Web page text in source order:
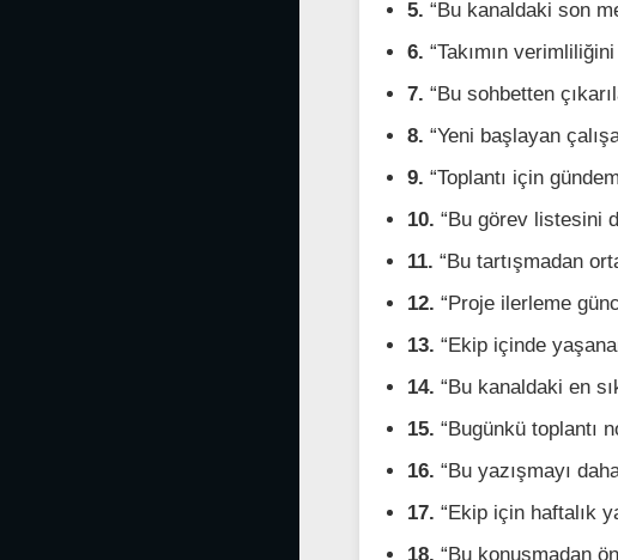
5. “Bu kanaldaki son
6. “Takımın
7. “Bu sohbetten
8. “Yeni başlayan
9. “Toplantı için
10. “Bu görev listesini
11. “Bu tartışmadan
12. “Proje ilerleme
13. “Ekip içinde
14. “Bu kanaldaki en
15. “Bugünkü toplantı
16. “Bu yazışmayı
17. “Ekip için haftalık
18. “Bu konuşmadan